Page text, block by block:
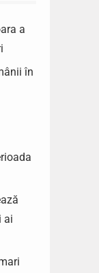
a
în
ai